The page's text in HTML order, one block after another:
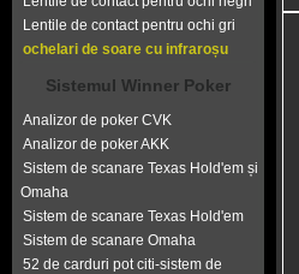
Lentile de contact pentru ochi gri
ochelari de soare cu infraroșu
Sistemul Winner Poker
Analizor de poker CVK
Analizor de poker AKK
Sistem de scanare Texas Hold'em și
Omaha
Sistem de scanare Texas Hold'em
Sistem de scanare Omaha
52 de carduri pot citi-sistem de